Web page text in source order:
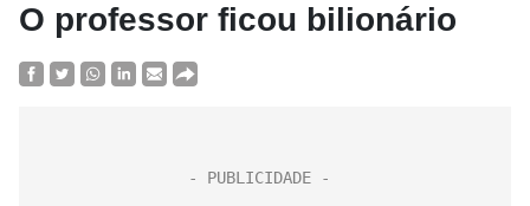
O professor ficou bilionário